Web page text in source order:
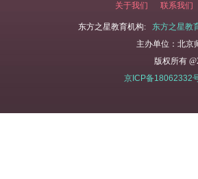
关于我们 联系我们
东方之星教育机构:
东方之星教
主办单位：北京
版权所有
京ICP备18062332